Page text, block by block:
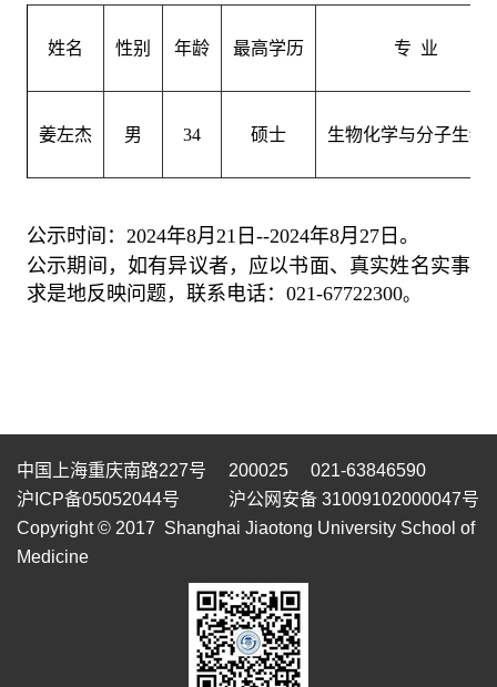
姓名 性别 年龄 最高学历 专 业
姜左杰 男 34 硕士 生物化学与分子生物
公示时间： 2024年8月 21 日 --2024年8月 27日。
公示期间，如有异议者，应以书面、真实姓名实事
求是地反映问题，联系电话： 021-67722300。
中国上海重庆南路227号 200025 021-63846590
沪ICP备05052044号
沪公网安备 31009102000047号
Copyright © 2017 Shanghai Jiaotong University School of
Medicine